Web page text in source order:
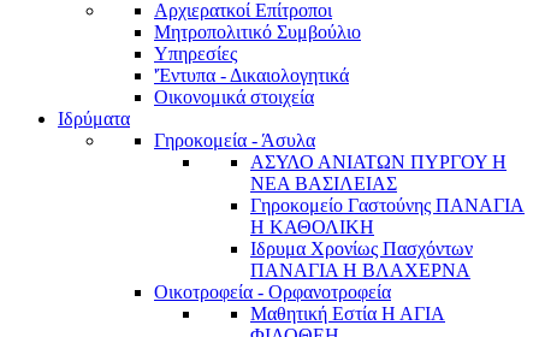
Αρχιερατκοί Επίτροποι
Μητροπολιτικό Συμβούλιο
Υπηρεσίες
'Έντυπα - Δικαιολογητικά
Οικονομικά στοιχεία
Ιδρύματα
Γηροκομεία - Άσυλα
ΑΣΥΛΟ ΑΝΙΑΤΩΝ ΠΥΡΓΟΥ Η
ΝΕΑ ΒΑΣΙΛΕΙΑΣ
Γηροκομείο Γαστούνης ΠΑΝΑΓΙΑ
Η ΚΑΘΟΛΙΚΗ
Ιδρυμα Χρονίως Πασχόντων
ΠΑΝΑΓΙΑ Η ΒΛΑΧΕΡΝΑ
Οικοτροφεία - Ορφανοτροφεία
Μαθητική Εστία Η ΑΓΙΑ